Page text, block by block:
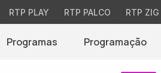
RTP PLAY RTP PALCO RTP ZIG
Programas Programação